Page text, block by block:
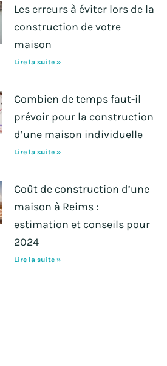
Les erreurs à éviter lors de la
construction de votre
maison
Lire la suite »
Combien de temps faut-il
prévoir pour la construction
d’une maison individuelle
Lire la suite »
Coût de construction d’une
maison à Reims :
estimation et conseils pour
2024
Lire la suite »